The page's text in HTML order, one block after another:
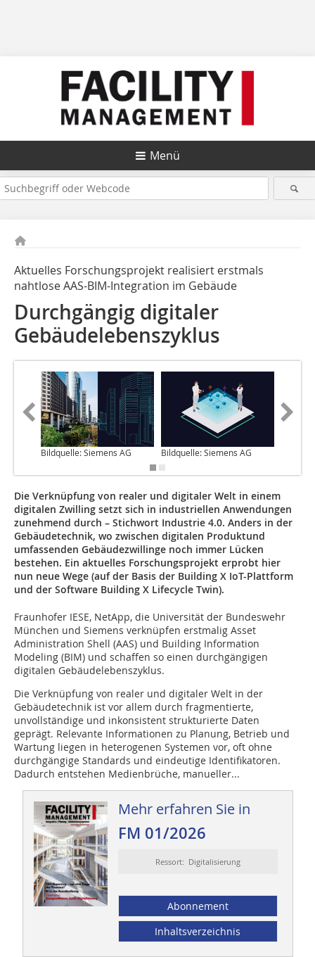
Menü
Aktuelles Forschungsprojekt realisiert erstmals
nahtlose AAS-BIM-Integration im Gebäude
Durchgängig digitaler
Gebäudelebenszyklus
Bildquelle: Siemens AG Bildquelle: Siemens AG
Die Verknüpfung von realer und digitaler Welt in einem
digitalen Zwilling setzt sich in industriellen Anwendungen
zunehmend durch – Stichwort Industrie 4.0. Anders in der
Gebäudetechnik, wo zwischen digitalen Produkt­und
umfassenden Gebäudezwillinge noch immer Lücken
bestehen. Ein ­aktuelles Forschungsprojekt erprobt hier
nun neue Wege (auf der Basis der Building X IoT-Plattform
und der Software Building X Lifecycle Twin).
Fraunhofer IESE, NetApp, die Universität der Bundeswehr
München und Siemens verknüpfen erstmalig Asset
Administration Shell (AAS) und Building Information
Modeling (BIM) und schaffen so einen durchgängigen
digitalen Gebäudelebenszyklus.
Die Verknüpfung von realer und digitaler Welt in der
Gebäudetechnik ist vor allem durch fragmentierte,
unvollständige und inkonsistent strukturierte Daten
geprägt. Relevante Informationen zu Planung, Betrieb und
Wartung liegen in heterogenen Systemen vor, oft ohne
durchgängige Standards und eindeutige Identifikatoren.
Dadurch entstehen Medienbrüche, manueller...
Mehr erfahren Sie in
FM 01/2026
Ressort: Digitalisierung
Abonnement
Inhaltsverzeichnis